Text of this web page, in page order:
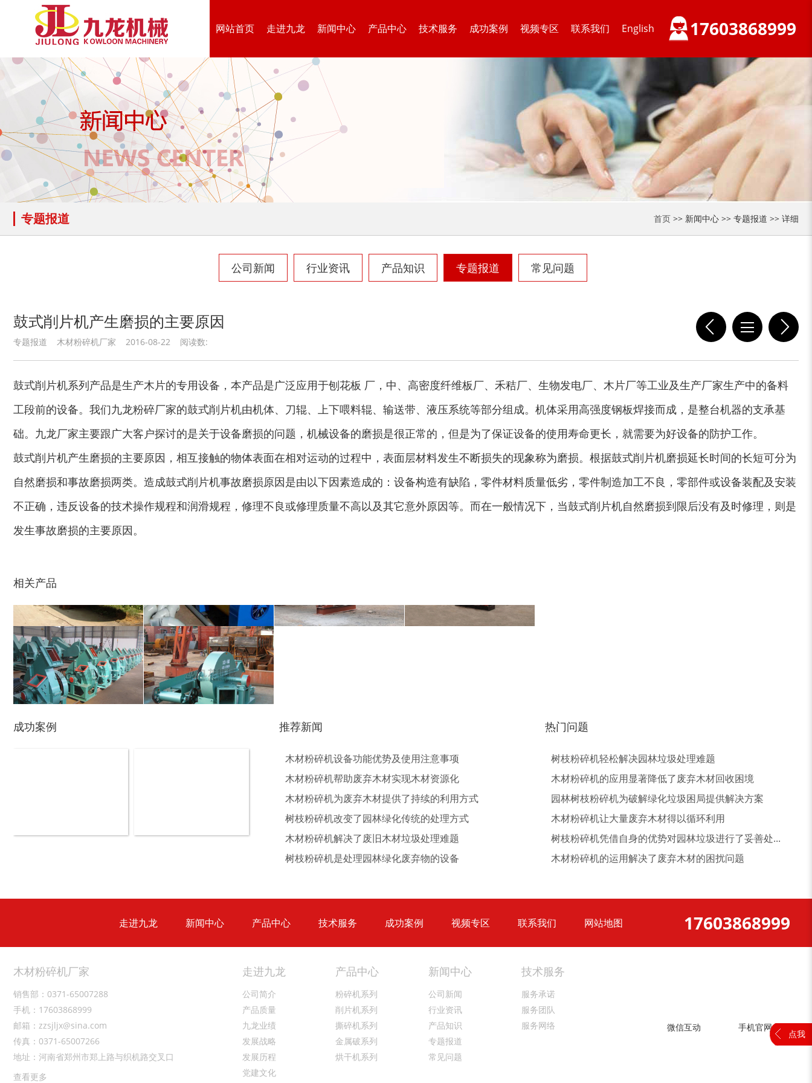
网站首页 走进九龙 新闻中心 产品中心 技术服务 成功案例 视频专区 联系我们 English 17603868999
专题报道 首页 >> 新闻中心 >> 专题报道 >> 详细
公司新闻 行业资讯 产品知识 专题报道 常见问题
鼓式削片机产生磨损的主要原因
专题报道 木材粉碎机厂家 2016-08-22 阅读数:
鼓式削片机系列产品是生产木片的专用设备，本产品是广泛应用于刨花板 厂，中、高密度纤维板厂、禾秸厂、生物发电厂、木片厂等工业及生产厂家生产中的备料
工段前的设备。我们九龙粉碎厂家的鼓式削片机由机体、刀辊、上下喂料辊、输送带、液压系统等部分组成。机体采用高强度钢板焊接而成，是整台机器的支承基
础。九龙厂家主要跟广大客户探讨的是关于设备磨损的问题，机械设备的磨损是很正常的，但是为了保证设备的使用寿命更长，就需要为好设备的防护工作。
鼓式削片机产生磨损的主要原因，相互接触的物体表面在相对运动的过程中，表面层材料发生不断损失的现象称为磨损。根据鼓式削片机磨损延长时间的长短可分为
自然磨损和事故磨损两类。造成鼓式削片机事故磨损原因是由以下因素造成的：设备构造有缺陷，零件材料质量低劣，零件制造加工不良，零部件或设备装配及安装
不正确，违反设备的技术操作规程和润滑规程，修理不良或修理质量不高以及其它意外原因等。而在一般情况下，当鼓式削片机自然磨损到限后没有及时修理，则是
发生事故磨损的主要原因。
相关产品
木材撕碎机 RDF燃料生产设备 生活垃圾处理设备... 工业固废处理设备... 木材削片机 金属破碎机
生物质综合破碎机... 轮胎粉碎机 模板破碎机 装修垃圾处理设备... 废家电破碎机
建筑垃圾处理设备... 金属压块破碎机 小型撕碎机
秸秆沼气处理设备... 废旧汽车破碎机 摩托车破碎机 自行车破碎机 稻草揉丝机 易拉罐破碎机
秸秆青贮粉碎机 油漆桶破碎机 彩钢瓦破碎机 大型铡草机 木屑粉碎机 水滴式粉碎机
玉米芯烘干机 牧草烘干机
生物质秸秆破碎机...
圆盘破碎机 综合破碎机 大型稻草捆撕碎机... 金属撕碎机
成功案例 推荐新闻
木材粉碎机设备功能优势及使用注意事项
木材粉碎机帮助废弃木材实现木材资源化
木材粉碎机为废弃木材提供了持续的利用方式
树枝粉碎机改变了园林绿化传统的处理方式
木材粉碎机解决了废旧木材垃圾处理难题
树枝粉碎机是处理园林绿化废弃物的设备
热门问题
树枝粉碎机轻松解决园林垃圾处理难题
木材粉碎机的应用显著降低了废弃木材回收困境
园林树枝粉碎机为破解绿化垃圾困局提供解决方案
木材粉碎机让大量废弃木材得以循环利用
树枝粉碎机凭借自身的优势对园林垃圾进行了妥善处...
木材粉碎机的运用解决了废弃木材的困扰问题
走进九龙 新闻中心 产品中心 技术服务 成功案例 视频专区 联系我们 网站地图 17603868999
木材粉碎机厂家
销售部：0371-65007288
手机：17603868999
邮箱：zzsjljx@sina.com
传真：0371-65007266
地址：河南省郑州市郑上路与织机路交叉口
查看更多
走进九龙
公司简介
产品质量
九龙业绩
发展战略
发展历程
党建文化
产品中心
粉碎机系列
削片机系列
撕碎机系列
金属破系列
烘干机系列
新闻中心
公司新闻
行业资讯
产品知识
专题报道
常见问题
技术服务
服务承诺
服务团队
服务网络
微信互动 手机官网
点我